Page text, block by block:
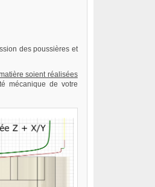
des poussières et
soient réalisées
mécanique de votre